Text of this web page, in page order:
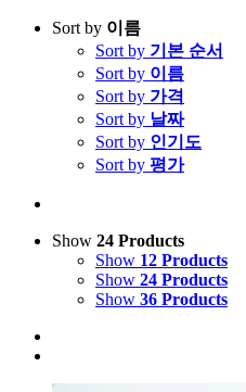
Sort by 이름
Sort by 기본 순서
Sort by 이름
Sort by 가격
Sort by 날짜
Sort by 인기도
Sort by 평가
Show 24 Products
Show 12 Products
Show 24 Products
Show 36 Products